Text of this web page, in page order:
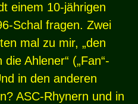
einem 10-jährigen
Schal fragen. Zwei
mal zu mir, „den
Ahlener“ („Fan“-
in den anderen
ASC-Rhynern und in